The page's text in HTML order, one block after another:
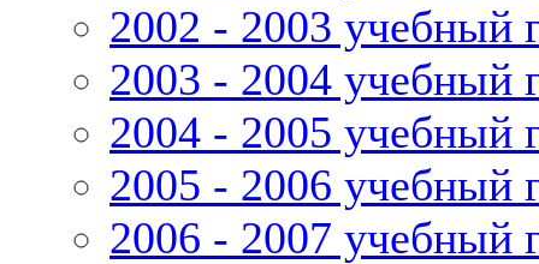
2002 - 2003 учебный
2003 - 2004 учебный
2004 - 2005 учебный
2005 - 2006 учебный
2006 - 2007 учебный